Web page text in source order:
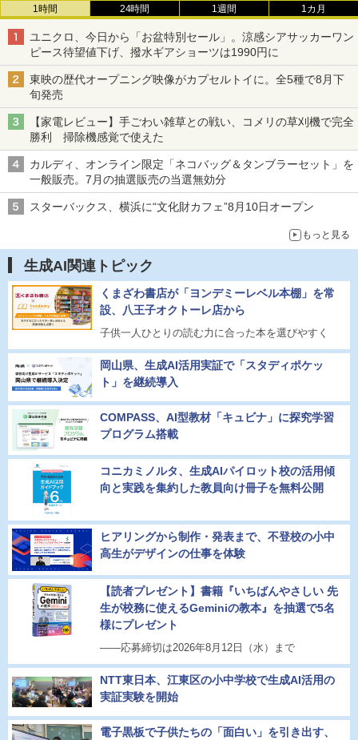
1時間 24時間 1週間 1カ月
ユニクロ、今日から「お盆特別セール」。涼感シアサッカーワン
ピース待望値下げ、撥水ギアショーツは1990円に
東映の歴代オープニング映像がカプセルトイに。全5種で8月下
旬発売
【家電レビュー】手ごわい雑草との戦い、コメリの草刈機で完全
勝利 掃除機感覚で使えた
カルディ、オンライン限定「ネコバッグ＆タンブラーセット」を
一般販売。7月の抽選販売の当選無効分
スターバックス、横浜に“文化財カフェ”8月10日オープン
もっと見る
生成AI関連トピック
くまざわ書店が「ヨンデミーレベル本棚」を常
設、八王子オクトーレ店から
子供一人ひとりの読む力に合った本を選びやすく
岡山県、生成AI活用実証で「スタディポケッ
ト」を継続導入
COMPASS、AI型教材「キュビナ」に探究学習
プログラム搭載
コニカミノルタ、生成AIパイロット校の活用傾
向と実践を集約した教員向け冊子を無料公開
ヒアリングから制作・発表まで、不登校の小中
高生がデザインの仕事を体験
【読者プレゼント】書籍『いちばんやさしい 先
生が校務に使えるGeminiの教本』を抽選で5名
様にプレゼント
――応募締切は2026年8月12日（水）まで
NTT東日本、江東区の小中学校で生成AI活用の
実証実験を開始
電子黒板で子供たちの「面白い」を引き出す、